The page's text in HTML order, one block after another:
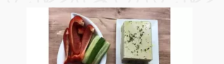
Precauții, contraindicații și sfaturi:
Ceai cu ghimbir lamaie piramide 20x2g - VEDDA
Ghimbirul poate interacționa cu anumite medicamente